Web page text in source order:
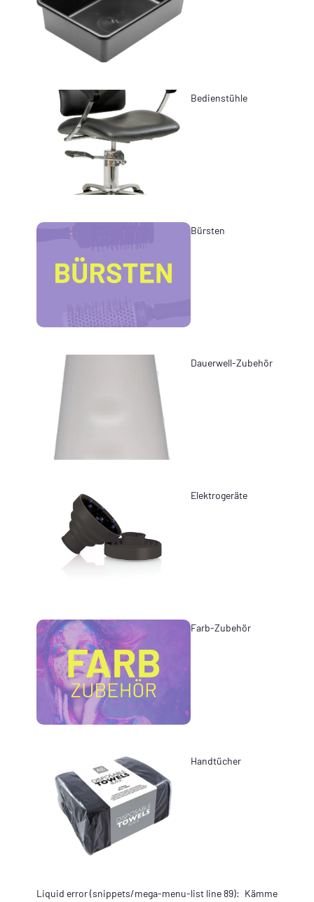
Bedienstühle
Bürsten
Dauerwell-Zubehör
Elektrogeräte
Farb-Zubehör
Handtücher
Liquid error (snippets/mega-menu-list line 89): Kämme